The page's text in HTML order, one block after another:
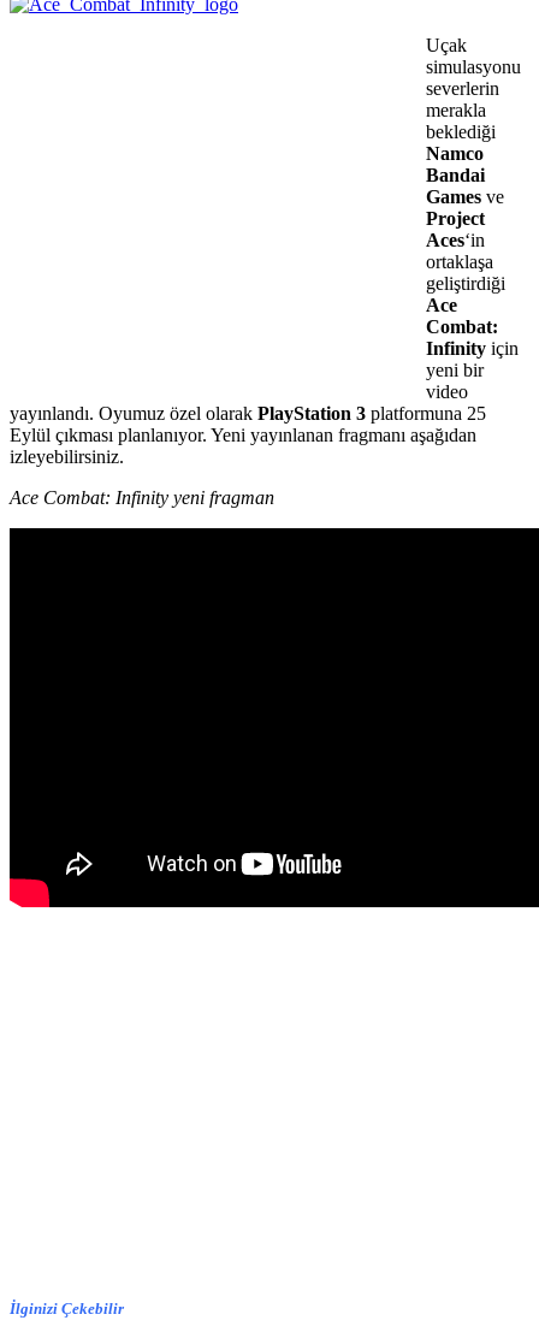
Uçak
simulasyonu
severlerin
merakla
beklediği
Namco
Bandai
Games ve
Project
Aces‘in
ortaklaşa
geliştirdiği
Ace
Combat:
Infinity için
yeni bir
video
yayınlandı. Oyumuz özel olarak PlayStation 3 platformuna 25
Eylül çıkması planlanıyor. Yeni yayınlanan fragmanı aşağıdan
izleyebilirsiniz.
Ace Combat: Infinity yeni fragman
İlginizi Çekebilir